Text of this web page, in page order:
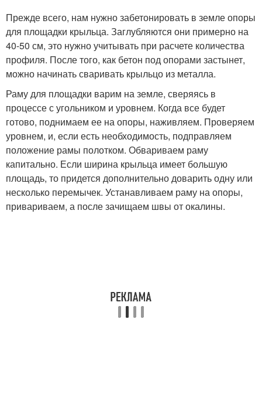
Прежде всего, нам нужно забетонировать в земле опоры
для площадки крыльца. Заглубляются они примерно на
40-50 см, это нужно учитывать при расчете количества
профиля. После того, как бетон под опорами застынет,
можно начинать сваривать крыльцо из металла.
Раму для площадки варим на земле, сверяясь в
процессе с угольником и уровнем. Когда все будет
готово, поднимаем ее на опоры, наживляем. Проверяем
уровнем, и, если есть необходимость, подправляем
положение рамы полотком. Обвариваем раму
капитально. Если ширина крыльца имеет большую
площадь, то придется дополнительно доварить одну или
несколько перемычек. Устанавливаем раму на опоры,
привариваем, а после зачищаем швы от окалины.